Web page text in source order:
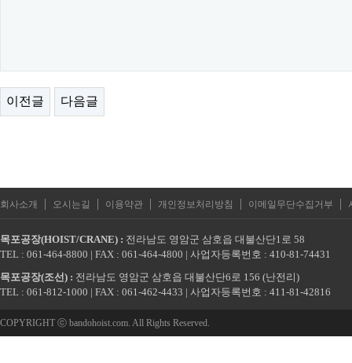
이전글 다음글
회사소개 | 오시는길 | 이용약관 | 개인정보처리방침 | 이메일무단수집거부 |
목포공장(HOIST/CRANE) : 전라남도 영암군 삼호읍 대불산단1로 58
TEL : 061-464-8800 | FAX : 061-464-4800 | 사업자등록번호 : 410-81-74431
목포공장(조선) : 전라남도 영암군 삼호읍 대불산단6로 156 (난전리)
TEL : 061-812-1000 | FAX : 061-462-4433 | 사업자등록번호 : 411-81-42816
COPYRIGHT ⓒ bandohoist.com. All Rights Reserved.